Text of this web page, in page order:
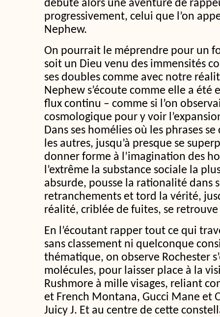
débute alors une aventure de
progressivement, celui que l’on
Nephew.
On pourrait le méprendre pour un
soit un Dieu venu des immensités
ses doubles comme avec notre
Nephew s’écoute comme elle a été
flux continu – comme si l’on
cosmologique pour y voir
Dans ses homélies où les phrases
les autres, jusqu’à presque se
donner forme à l’imagination des
l’extrême la substance sociale la
absurde, pousse la rationalité dans
retranchements et tord la vérité,
réalité, criblée de fuites, se retrouve
En l’écoutant rapper tout ce qui
sans classement ni quelconque
thématique, on observe Rochester
molécules, pour laisser place à la
Rushmore à mille visages, reliant
et French Montana, Gucci Mane et
Juicy J. Et au centre de cette